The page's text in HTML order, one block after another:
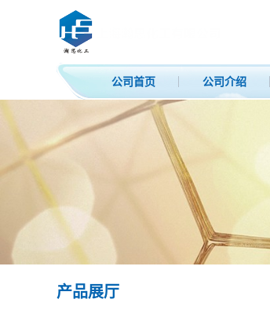
公司首页 公司介绍
产品展厅